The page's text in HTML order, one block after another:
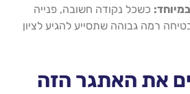
במיוחד: כשכל נקודה חשובה, פנייה
רמה גבוהה שתסייע להגיע לציון
את האתגר הזה